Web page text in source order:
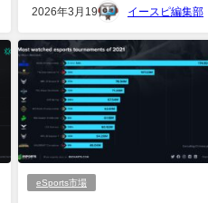
2026年3月19日 イースピ編集部
eSports市場